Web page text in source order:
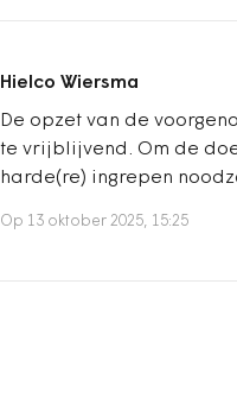
Hielco Wiersma
De opzet van de
te vrijblijvend. Om de
harde(re) ingrepen
Op 13 oktober 2025, 15:25